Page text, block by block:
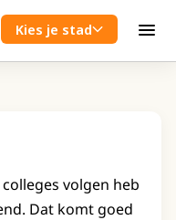
Kies je stad
volgen heb
Dat komt goed